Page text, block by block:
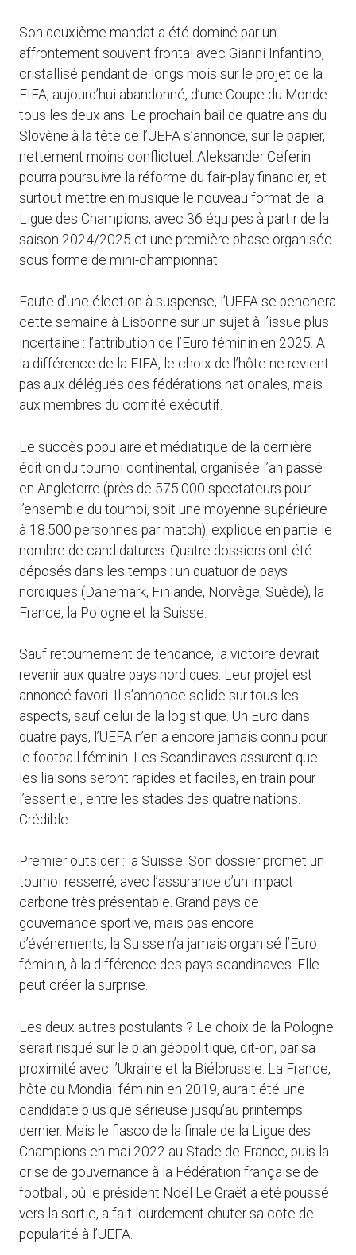
Son deuxième mandat a été dominé par un
affrontement souvent frontal avec Gianni Infantino,
cristallisé pendant de longs mois sur le projet de la
FIFA, aujourd’hui abandonné, d’une Coupe du Monde
tous les deux ans. Le prochain bail de quatre ans du
Slovène à la tête de l’UEFA s’annonce, sur le papier,
nettement moins conflictuel. Aleksander Ceferin
pourra poursuivre la réforme du fair-play financier, et
surtout mettre en musique le nouveau format de la
Ligue des Champions, avec 36 équipes à partir de la
saison 2024/2025 et une première phase organisée
sous forme de mini-championnat.
Faute d’une élection à suspense, l’UEFA se penchera
cette semaine à Lisbonne sur un sujet à l’issue plus
incertaine : l’attribution de l’Euro féminin en 2025. A
la différence de la FIFA, le choix de l’hôte ne revient
pas aux délégués des fédérations nationales, mais
aux membres du comité exécutif.
Le succès populaire et médiatique de la dernière
édition du tournoi continental, organisée l’an passé
en Angleterre (près de 575.000 spectateurs pour
l’ensemble du tournoi, soit une moyenne supérieure
à 18.500 personnes par match), explique en partie le
nombre de candidatures. Quatre dossiers ont été
déposés dans les temps : un quatuor de pays
nordiques (Danemark, Finlande, Norvège, Suède), la
France, la Pologne et la Suisse.
Sauf retournement de tendance, la victoire devrait
revenir aux quatre pays nordiques. Leur projet est
annoncé favori. Il s’annonce solide sur tous les
aspects, sauf celui de la logistique. Un Euro dans
quatre pays, l’UEFA n’en a encore jamais connu pour
le football féminin. Les Scandinaves assurent que
les liaisons seront rapides et faciles, en train pour
l’essentiel, entre les stades des quatre nations.
Crédible.
Premier outsider : la Suisse. Son dossier promet un
tournoi resserré, avec l’assurance d’un impact
carbone très présentable. Grand pays de
gouvernance sportive, mais pas encore
d’événements, la Suisse n’a jamais organisé l’Euro
féminin, à la différence des pays scandinaves. Elle
peut créer la surprise.
Les deux autres postulants ? Le choix de la Pologne
serait risqué sur le plan géopolitique, dit-on, par sa
proximité avec l’Ukraine et la Biélorussie. La France,
hôte du Mondial féminin en 2019, aurait été une
candidate plus que sérieuse jusqu’au printemps
dernier. Mais le fiasco de la finale de la Ligue des
Champions en mai 2022 au Stade de France, puis la
crise de gouvernance à la Fédération française de
football, où le président Noël Le Graët a été poussé
vers la sortie, a fait lourdement chuter sa cote de
popularité à l’UEFA.